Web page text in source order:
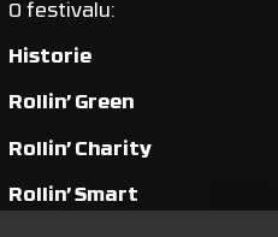
O festivalu:
Historie
Rollin’ Green
Rollin’ Charity
Rollin’ Smart